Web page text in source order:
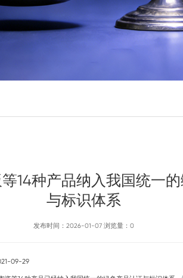
14种产品纳入我国统一
与标识体系
发布时间：2026-01-07 浏览量：0
09-29